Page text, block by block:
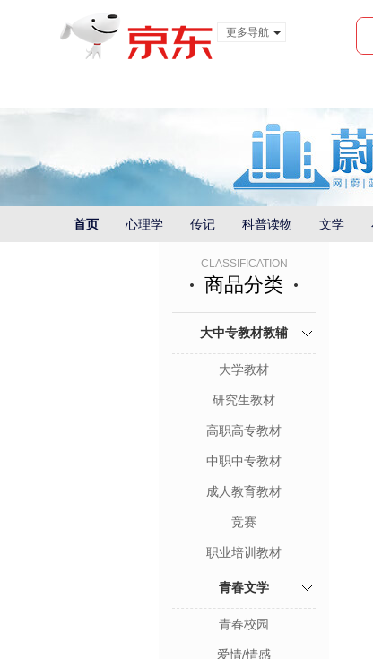
更多导航
首页 心理学 传记 科普读物 文学
CLASSIFICATION
商品分类
大中专教材教辅
大学教材
研究生教材
高职高专教材
中职中专教材
成人教育教材
竞赛
职业培训教材
青春文学
青春校园
爱情/情感